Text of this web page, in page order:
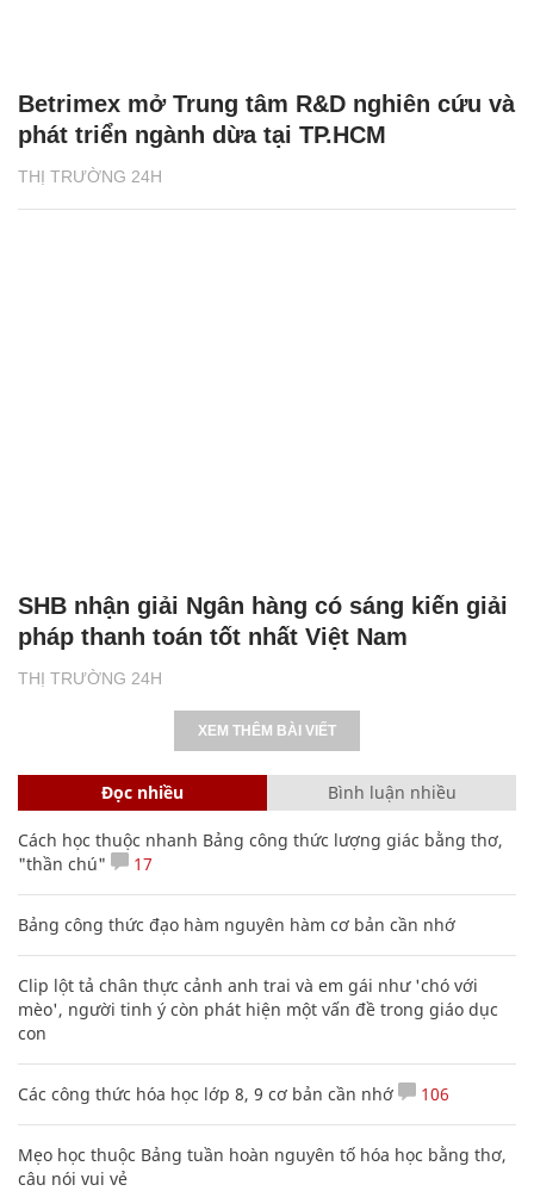
THỊ TRƯỜNG 24H
Betrimex mở Trung tâm R&D nghiên cứu và
phát triển ngành dừa tại TP.HCM
THỊ TRƯỜNG 24H
SHB nhận giải Ngân hàng có sáng kiến giải
pháp thanh toán tốt nhất Việt Nam
XEM THÊM BÀI VIẾT
Đọc nhiều Bình luận nhiều
Cách học thuộc nhanh Bảng công thức lượng giác bằng thơ,
"thần chú"
17
Bảng công thức đạo hàm nguyên hàm cơ bản cần nhớ
Clip lột tả chân thực cảnh anh trai và em gái như 'chó với
mèo', người tinh ý còn phát hiện một vấn đề trong giáo dục
con
Các công thức hóa học lớp 8, 9 cơ bản cần nhớ 106
Mẹo học thuộc Bảng tuần hoàn nguyên tố hóa học bằng thơ,
câu nói vui vẻ